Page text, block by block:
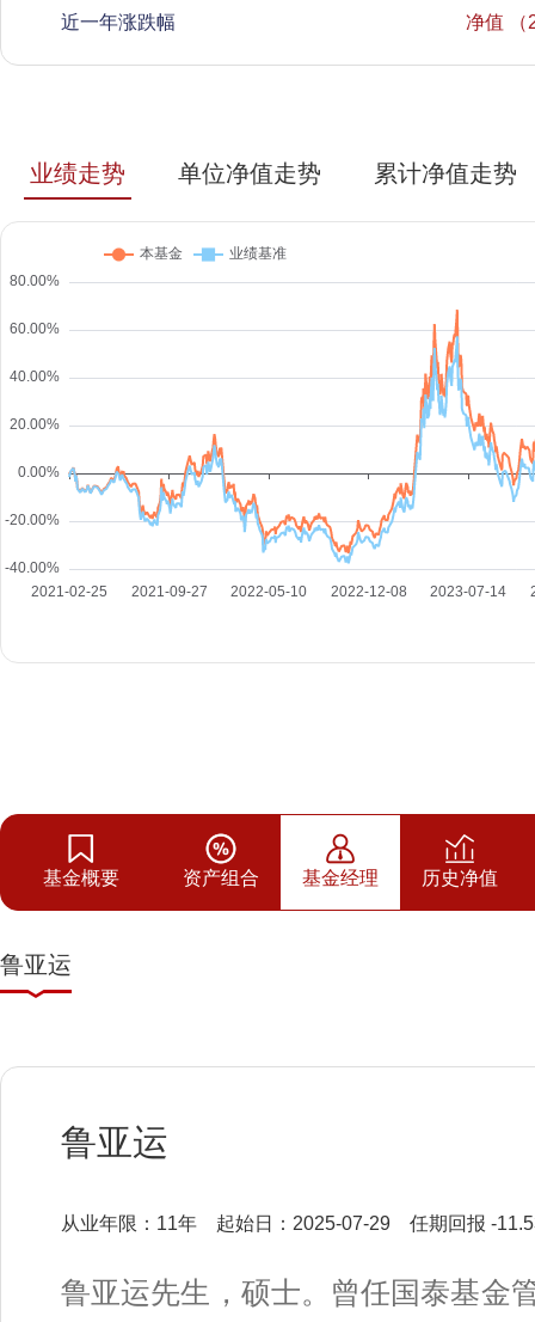
近一年涨跌幅 净值 （
业绩走势 单位净值走势 累计净值走势
基金概要 资产组合 基金经理 历史净值
鲁亚运
鲁亚运
从业年限：11年 起始日：2025-07-29 任期回报 -
鲁亚运先生，硕士。曾任国泰基金